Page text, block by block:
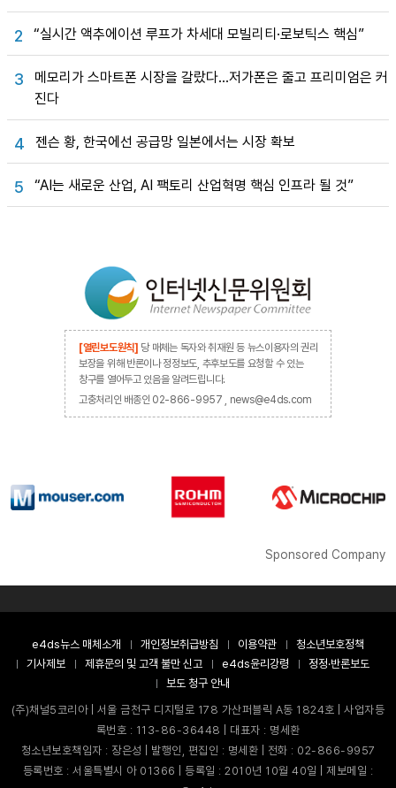
2 “실시간 액추에이션 루프가 차세대 모빌리티·로보틱스 핵심”
3
메모리가 스마트폰 시장을 갈랐다…저가폰은 줄고 프리미엄은 커
진다
4 젠슨 황, 한국에선 공급망 일본에서는 시장 확보
5 “AI는 새로운 산업, AI 팩토리 산업혁명 핵심 인프라 될 것”
[열린보도원칙] 당 매체는 독자와 취재원 등 뉴스이용자의 권리
보장을 위해 반론이나 정정보도, 추후보도를 요청할 수 있는
창구를 열어두고 있음을 알려드립니다.
고충처리인 배종인 02-866-9957 , news@e4ds.com
Sponsored Company
e4ds뉴스 매체소개 개인정보취급방침 이용약관
청소년보호정책
기사제보
제휴문의 및 고객 불만 신고 e4ds윤리강령
정정·반론보도
보도 청구 안내
(주)채널5코리아 | 서울 금천구 디지털로 178 가산퍼블릭 A동 1824호 | 사업자등
록번호 : 113-86-36448 | 대표자 : 명세환
청소년보호책임자 : 장은성 | 발행인, 편집인 : 명세환 | 전화 : 02-866-9957
등록번호 : 서울특별시 아 01366 | 등록일 : 2010년 10월 40일 | 제보메일 :